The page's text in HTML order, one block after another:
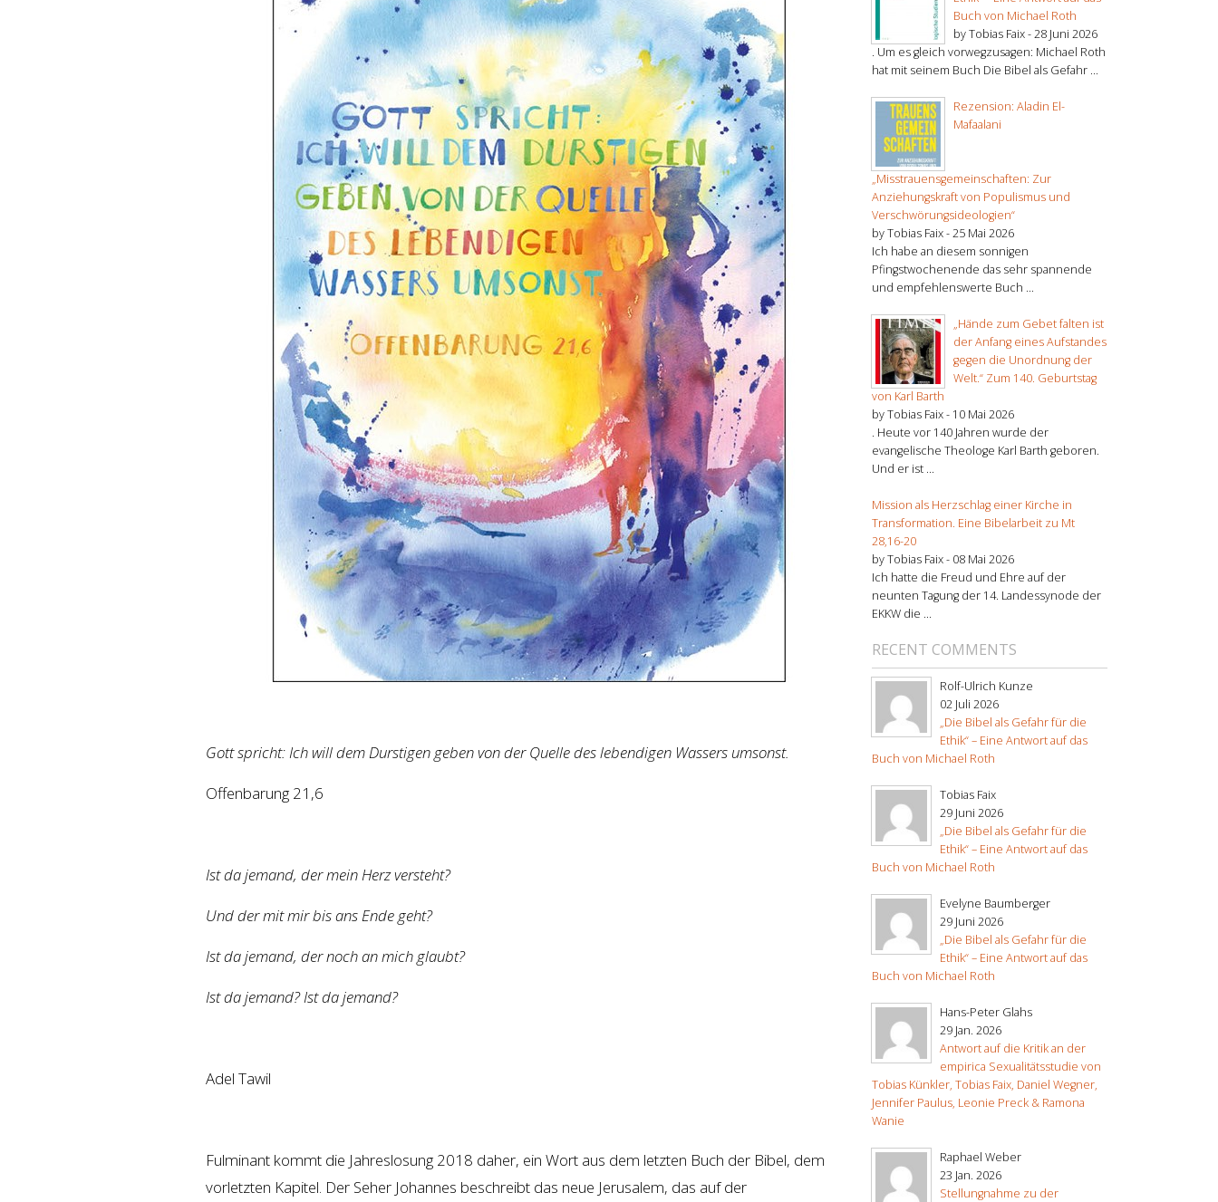
Gott spricht: Ich will dem Durstigen geben von der Quelle des lebendigen Wassers umsonst.
Offenbarung 21,6
Ist da jemand, der mein Herz versteht?
Und der mit mir bis ans Ende geht?
Ist da jemand, der noch an mich glaubt?
Ist da jemand? Ist da jemand?
Adel Tawil
Fulminant kommt die Jahreslosung 2018 daher, ein Wort aus dem letzten Buch der Bibel, dem
vorletzten Kapitel. Der Seher Johannes beschreibt das neue Jerusalem, das auf der
Buch von Michael Roth
by Tobias Faix -28 Juni 2026
. Um es gleich vorwegzusagen: Michael Roth
hat mit seinem Buch Die Bibel als Gefahr ...
Rezension: Aladin El-
Mafaalani
„Misstrauensgemeinschaften: Zur
Anziehungskraft von Populismus und
Verschwörungsideologien“
by Tobias Faix -25 Mai 2026
Ich habe an diesem sonnigen
Pfingstwochenende das sehr spannende
und empfehlenswerte Buch ...
„Hände zum Gebet falten ist
der Anfang eines Aufstandes
gegen die Unordnung der
Welt.“ Zum 140. Geburtstag
von Karl Barth
by Tobias Faix - 10 Mai 2026
. Heute vor 140 Jahren wurde der
evangelische Theologe Karl Barth geboren.
Und er ist ...
Mission als Herzschlag einer Kirche in
Transformation. Eine Bibelarbeit zu Mt
28,16-20
by Tobias Faix - 08 Mai 2026
Ich hatte die Freud und Ehre auf der
neunten Tagung der 14. Landessynode der
EKKW die ...
RECENT COMMENTS
Rolf-Ulrich Kunze
02 Juli 2026
„Die Bibel als Gefahr für die
Ethik“ – Eine Antwort auf das
Buch von Michael Roth
Tobias Faix
29 Juni 2026
„Die Bibel als Gefahr für die
Ethik“ – Eine Antwort auf das
Buch von Michael Roth
Evelyne Baumberger
29 Juni 2026
„Die Bibel als Gefahr für die
Ethik“ – Eine Antwort auf das
Buch von Michael Roth
Hans-Peter Glahs
29 Jan. 2026
Antwort auf die Kritik an der
empirica Sexualitätsstudie von
Tobias Künkler, Tobias Faix, Daniel Wegner,
Jennifer Paulus, Leonie Preck & Ramona
Wanie
Raphael Weber
23 Jan. 2026
Stellungnahme zu der